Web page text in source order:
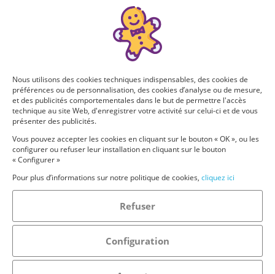
Nous utilisons des cookies techniques indispensables, des cookies de
préférences ou de personnalisation, des cookies d’analyse ou de mesure,
et des publicités comportementales dans le but de permettre l'accès
technique au site Web, d'enregistrer votre activité sur celui-ci et de vous
présenter des publicités.
Vous pouvez accepter les cookies en cliquant sur le bouton « OK », ou les
configurer ou refuser leur installation en cliquant sur le bouton
« Configurer »
Pour plus d’informations sur notre politique de cookies, cliquez ici
Refuser
Configuration